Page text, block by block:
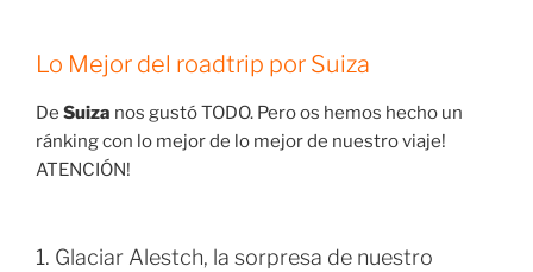
Lo Mejor del roadtrip por Suiza
De Suiza nos gustó TODO. Pero os hemos hecho un
ránking con lo mejor de lo mejor de nuestro viaje!
ATENCIÓN!
1. Glaciar Alestch, la sorpresa de nuestro